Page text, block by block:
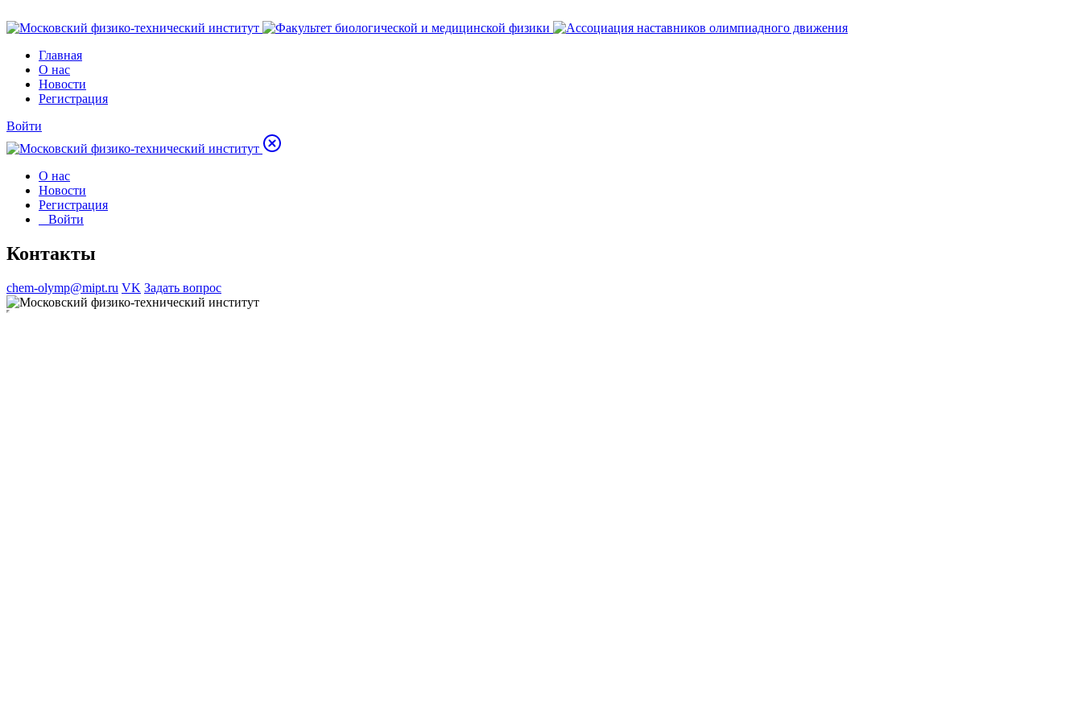
Главная
О нас
Новости
Регистрация
Войти
О нас
Новости
Регистрация
Войти
Контакты
chem-olymp@mipt.ru VK Задать вопрос